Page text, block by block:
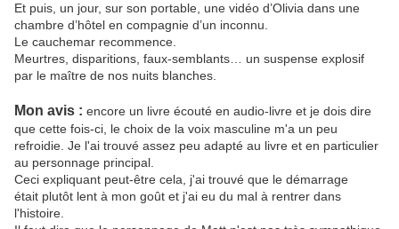
Et puis, un jour, sur son portable, une vidéo d’Olivia dans une
chambre d’hôtel en compagnie d’un inconnu.
Le cauchemar recommence.
Meurtres, disparitions, faux-semblants… un suspense explosif
par le maître de nos nuits blanches.
Mon avis : encore un livre écouté en audio-livre et je dois dire
que cette fois-ci, le choix de la voix masculine m'a un peu
refroidie. Je l'ai trouvé assez peu adapté au livre et en particulier
au personnage principal.
Ceci expliquant peut-être cela, j'ai trouvé que le démarrage
était plutôt lent à mon goût et j'ai eu du mal à rentrer dans
l'histoire.